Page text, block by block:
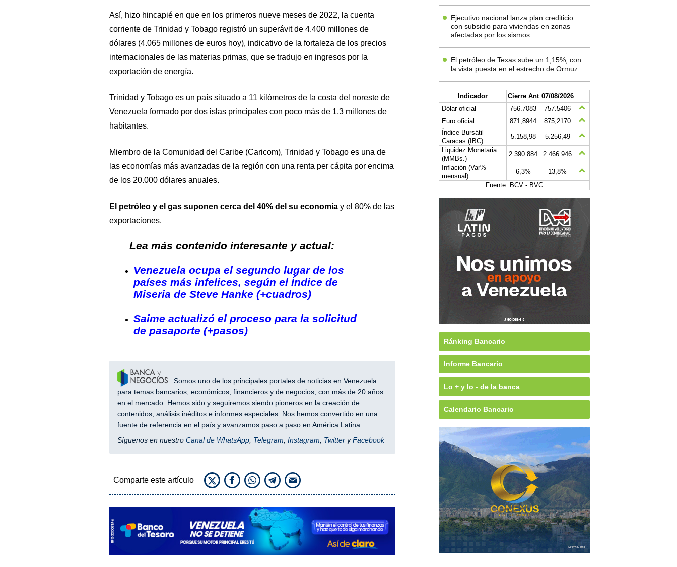
Así, hizo hincapié en que en los primeros nueve meses de 2022, la cuenta
corriente de Trinidad y Tobago registró un superávit de 4.400 millones de
dólares (4.065 millones de euros hoy), indicativo de la fortaleza de los precios
internacionales de las materias primas, que se tradujo en ingresos por la
exportación de energía.
Trinidad y Tobago es un país situado a 11 kilómetros de la costa del noreste de
Venezuela formado por dos islas principales con poco más de 1,3 millones de
habitantes.
Miembro de la Comunidad del Caribe (Caricom), Trinidad y Tobago es una de
las economías más avanzadas de la región con una renta per cápita por encima
de los 20.000 dólares anuales.
El petróleo y el gas suponen cerca del 40% del su economíay el 80% de las
exportaciones.
Lea más contenido interesante y actual:
Venezuela ocupa el segundo lugar de los
países más infelices, según el Índice de
Miseria de Steve Hanke (+cuadros)
Saime actualizó el proceso para la solicitud
de pasaporte (+pasos)
Somos uno de los principales portales de noticias en Venezuela
para temas bancarios, económicos, financieros y de negocios, con más de 20 años
en el mercado. Hemos sido y seguiremos siendo pioneros en la creación de
contenidos, análisis inéditos e informes especiales. Nos hemos convertido en una
fuente de referencia en el país y avanzamos paso a paso en América Latina.
Síguenos en nuestro Canal de WhatsApp, Telegram, Instagram, TwitteryFacebook
Comparte este artículo
Ejecutivo nacional lanza plan crediticio
con subsidio para viviendas en zonas
afectadas por los sismos
El petróleo de Texas sube un 1,15%, con
la vista puesta en el estrecho de Ormuz
Indicador Cierre Ant 07/08/2026
Dólar oficial
756.7083
757.5406
Euro oficial
871,8944
875,2170
Índice Bursátil
Caracas (IBC)
5.158,98
5.256,49
Liquidez Monetaria
(MMBs.)
2.390.884
2.466.946
Inflación (Var%
mensual)
6,3%
13,8%
Fuente: BCV - BVC
Ránking Bancario
Informe Bancario
Lo + y lo - de la banca
Calendario Bancario